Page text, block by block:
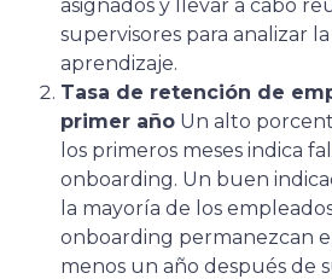
asignados y llevar a cabo
supervisores para analizar
aprendizaje.
Tasa de retención de
primer año Un alto
los primeros meses indica
onboarding. Un buen
la mayoría de los
onboarding permanezcan
menos un año después de